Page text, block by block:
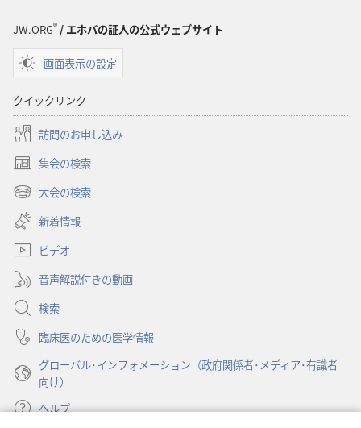
JW.ORG®/ エホバの証人の公式ウェブサイト
画面表示の設定
クイックリンク
訪問のお申し込み
集会の検索
（新
し
タ
で
開
く）
大会の検索
（新
し
い
タ
ブ
で
開
く）
新着情報
ビデオ
音声解説付きの動画
検索
臨床医のための医学情報
グローバル･インフォメーション（政府関係者･メディア･有識者
向け）
ヘルプ